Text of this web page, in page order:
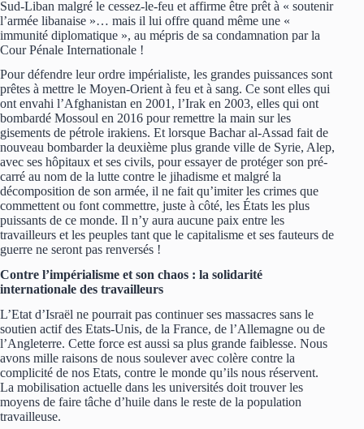
Sud-Liban malgré le cessez-le-feu et affirme être prêt à « soutenir
l’armée libanaise »… mais il lui offre quand même une «
immunité diplomatique », au mépris de sa condamnation par la
Cour Pénale Internationale !
Pour défendre leur ordre impérialiste, les grandes puissances sont
prêtes à mettre le Moyen-Orient à feu et à sang. Ce sont elles qui
ont envahi l’Afghanistan en 2001, l’Irak en 2003, elles qui ont
bombardé Mossoul en 2016 pour remettre la main sur les
gisements de pétrole irakiens. Et lorsque Bachar al-Assad fait de
nouveau bombarder la deuxième plus grande ville de Syrie, Alep,
avec ses hôpitaux et ses civils, pour essayer de protéger son pré-
carré au nom de la lutte contre le jihadisme et malgré la
décomposition de son armée, il ne fait qu’imiter les crimes que
commettent ou font commettre, juste à côté, les États les plus
puissants de ce monde. Il n’y aura aucune paix entre les
travailleurs et les peuples tant que le capitalisme et ses fauteurs de
guerre ne seront pas renversés !
Contre l’impérialisme et son chaos : la solidarité
internationale des travailleurs
L’Etat d’Israël ne pourrait pas continuer ses massacres sans le
soutien actif des Etats-Unis, de la France, de l’Allemagne ou de
l’Angleterre. Cette force est aussi sa plus grande faiblesse. Nous
avons mille raisons de nous soulever avec colère contre la
complicité de nos Etats, contre le monde qu’ils nous réservent.
La mobilisation actuelle dans les universités doit trouver les
moyens de faire tâche d’huile dans le reste de la population
travailleuse.